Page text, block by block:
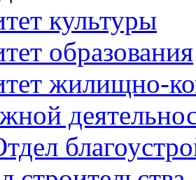
культуры
образования
жилищно-